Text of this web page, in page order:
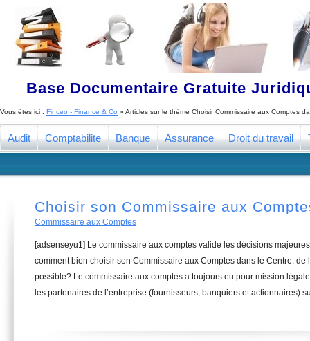
Base Documentaire Gratuite
Vous êtes ici : Finceo - Finance & Co » Articles sur le thème Choisir Commissaire aux Comptes
Audit Comptabilite Banque Assurance Droit du travail
Choisir son Commissaire aux
Commissaire aux Comptes
[adsenseyu1] Le commissaire aux comptes valide les décisions
comment bien choisir son Commissaire aux Comptes dans le Centre,
possible? Le commissaire aux comptes a toujours eu pour mission
les partenaires de l’entreprise (fournisseurs, banquiers et actionnaires)